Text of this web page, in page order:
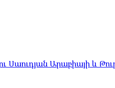
Սաուդյան Արաբիայի և